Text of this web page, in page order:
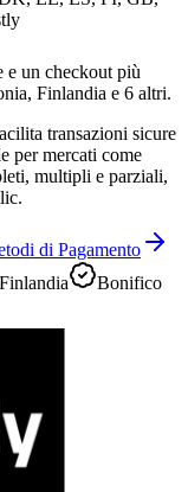
e un checkout più
Finlandia e 6 altri.
transazioni sicure
per mercati come
multipli e parziali,
di Pagamento
Bonifico